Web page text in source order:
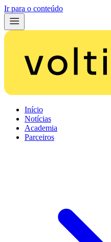
Ir para o conteúdo
Início
Notícias
Academia
Parceiros